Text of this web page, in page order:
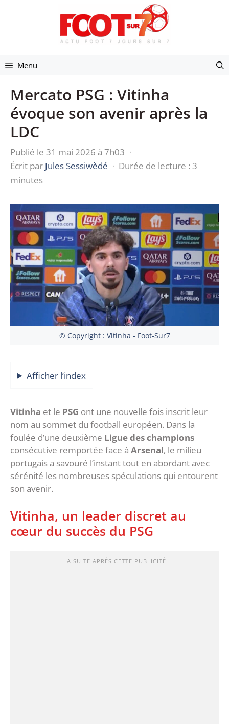
Menu
Mercato PSG : Vitinha
évoque son avenir après la
LDC
Publié le 31 mai 2026 à 7h03 ·
Écrit par Jules Sessiwèdé · Durée de lecture : 3
minutes
© Copyright : Vitinha - Foot-Sur7
Afficher l’index
Vitinha et le PSG ont une nouvelle fois inscrit leur
nom au sommet du football européen. Dans la
foulée d’une deuxième Ligue des champions
consécutive remportée face à Arsenal, le milieu
portugais a savouré l’instant tout en abordant avec
sérénité les nombreuses spéculations qui entourent
son avenir.
‎Vitinha, un leader discret au
cœur du succès du PSG
LA SUITE APRÈS CETTE PUBLICITÉ